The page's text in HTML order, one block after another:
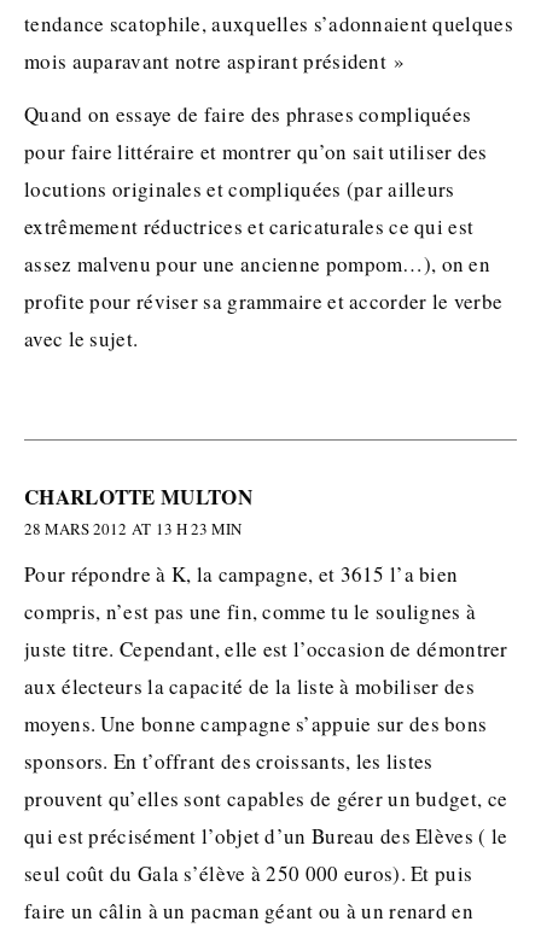
tendance scatophile, auxquelles s’adonnaient quelques
mois auparavant notre aspirant président »
Quand on essaye de faire des phrases compliquées
pour faire littéraire et montrer qu’on sait utiliser des
locutions originales et compliquées (par ailleurs
extrêmement réductrices et caricaturales ce qui est
assez malvenu pour une ancienne pompom…), on en
profite pour réviser sa grammaire et accorder le verbe
avec le sujet.
CHARLOTTE MULTON
28 MARS 2012 AT 13 H 23 MIN
Pour répondre à K, la campagne, et 3615 l’a bien
compris, n’est pas une fin, comme tu le soulignes à
juste titre. Cependant, elle est l’occasion de démontrer
aux électeurs la capacité de la liste à mobiliser des
moyens. Une bonne campagne s’appuie sur des bons
sponsors. En t’offrant des croissants, les listes
prouvent qu’elles sont capables de gérer un budget, ce
qui est précisément l’objet d’un Bureau des Elèves ( le
seul coût du Gala s’élève à 250 000 euros). Et puis
faire un câlin à un pacman géant ou à un renard en